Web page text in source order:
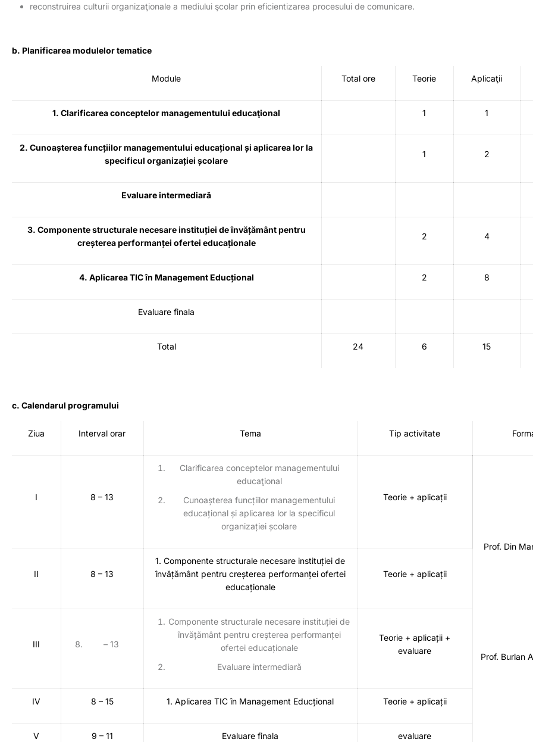
reconstruirea culturii organizaţionale a mediului şcolar prin eficientizarea procesului de comunicare.
b. Planificarea modulelor tematice
Module Total ore Teorie Aplicaţii
1. Clarificarea conceptelor managementului educaţional 1 1
2. Cunoașterea funcțiilor managementului educațional și aplicarea lor la
specificul organizației școlare
1 2
Evaluare intermediară
3. Componente structurale necesare instituției de învățământ pentru
creșterea performanței ofertei educaționale
2 4
4. Aplicarea TIC în Management Educțional 2 8
Evaluare finala
Total 24 6 15
c. Calendarul programului
Ziua Interval orar Tema Tip activitate
I 8 – 13
Clarificarea conceptelor managementului
educaţional
Cunoașterea funcțiilor managementului
educațional și aplicarea lor la specificul
organizației școlare
Teorie + aplicații
Prof. Din
Prof. Burlan
II 8 – 13
1. Componente structurale necesare instituției de
învățământ pentru creșterea performanței ofertei
educaționale
Teorie + aplicații
III – 13
Componente structurale necesare instituției de
învățământ pentru creșterea performanței
ofertei educaționale
Evaluare intermediară
Teorie + aplicații +
evaluare
IV 8 – 15 1. Aplicarea TIC în Management Educțional Teorie + aplicații
V 9 – 11 Evaluare finala evaluare